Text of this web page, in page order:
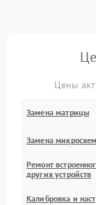
Цены
Замена матрицы
Замена
Ремонт
других устройств
Калибровка и